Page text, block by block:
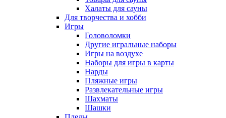
Халаты для сауны
Для творчества и хобби
Игры
Головоломки
Другие игральные наборы
Игры на воздухе
Наборы для игры в карты
Нарды
Пляжные игры
Развлекательные игры
Шахматы
Шашки